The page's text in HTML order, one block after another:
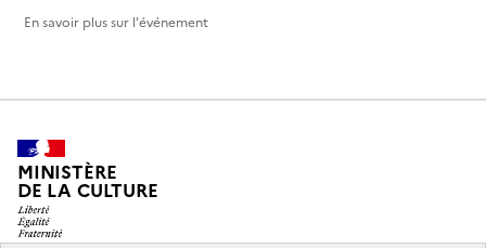
En savoir plus sur l'événement
MINISTÈRE
DE LA CULTURE